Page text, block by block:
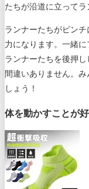
たちが沿道に立ってラ
ランナーたちがピン
力になります。一緒
ランナーたちを後押し
間違いありません。
しょう！
体を動かすことが